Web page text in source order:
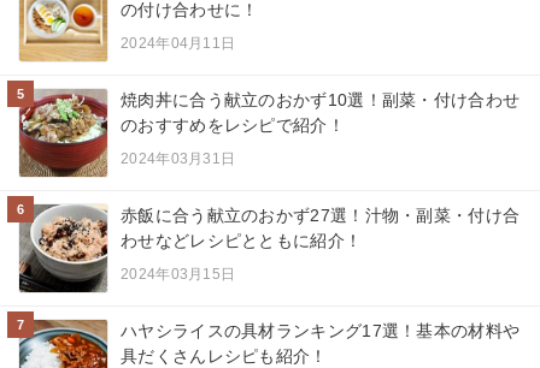
の付け合わせに！
2024年04月11日
5
焼肉丼に合う献立のおかず10選！副菜・付け合わせ
のおすすめをレシピで紹介！
2024年03月31日
6
赤飯に合う献立のおかず27選！汁物・副菜・付け合
わせなどレシピとともに紹介！
2024年03月15日
7
ハヤシライスの具材ランキング17選！基本の材料や
具だくさんレシピも紹介！